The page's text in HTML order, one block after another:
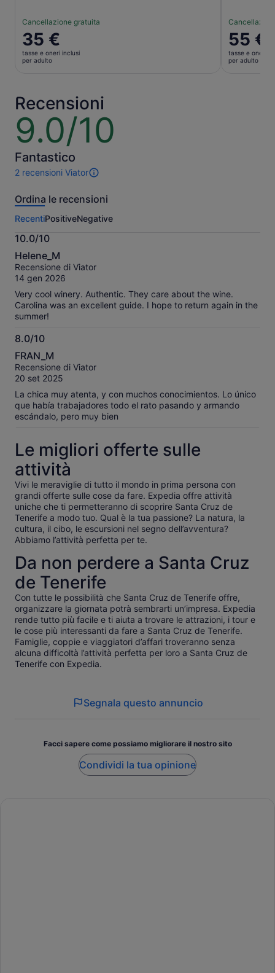
Cancellazione gratuita
Il
prezzo
è
adulto
35 €
tasse e oneri inclusi
per adulto
Il
prezzo
è
55 €
tasse e oneri
per adulto
Recensioni
9.0/10
9.0
su
10
Fantastico
2 recensioni Viator
2
di
attività.
Maggiori
informazioni
sulle
nostre
recensioni
Ordina le recensioni
RecentiPositiveNegative
10.0/10
10.0
su
10
Helene_M
Recensione di Viator
14 gen 2026
Very cool winery. Authentic. They care about the wine.
Carolina was an excellent guide. I hope to return again in the
summer!
8.0/10
8.0
su
10
FRAN_M
Recensione di Viator
20 set 2025
La chica muy atenta, y con muchos conocimientos. Lo único
que había trabajadores todo el rato pasando y armando
escándalo, pero muy bien
Le migliori offerte sulle
attività
Vivi le meraviglie di tutto il mondo in prima persona con
grandi offerte sulle cose da fare. Expedia offre attività
uniche che ti permetteranno di scoprire Santa Cruz de
Tenerife a modo tuo. Qual è la tua passione? La natura, la
cultura, il cibo, le escursioni nel segno dell’avventura?
Abbiamo l’attività perfetta per te.
Da non perdere a Santa Cruz
de Tenerife
Con tutte le possibilità che Santa Cruz de Tenerife offre,
organizzare la giornata potrà sembrarti un’impresa. Expedia
rende tutto più facile e ti aiuta a trovare le attrazioni, i tour e
le cose più interessanti da fare a Santa Cruz de Tenerife.
Famiglie, coppie e viaggiatori d’affari troveranno senza
alcuna difficoltà l’attività perfetta per loro a Santa Cruz de
Tenerife con Expedia.
Segnala questo annuncio
Facci sapere come possiamo migliorare il nostro sito
Condividi la tua opinione